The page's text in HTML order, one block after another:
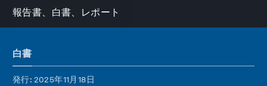
報告書、白書、レポート
白書
発行: 2025年11月18日